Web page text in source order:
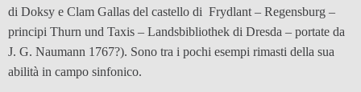
di Doksy e Clam Gallas del castello di Frydlant – Regensburg –
principi Thurn und Taxis – Landsbibliothek di Dresda – portate da
J. G. Naumann 1767?). Sono tra i pochi esempi rimasti della sua
abilità in campo sinfonico.